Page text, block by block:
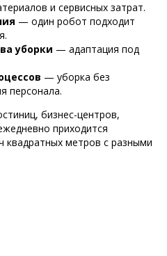
и сервисных затрат.
— один робот подходит
уборки — адаптация под
— уборка без
персонала.
бизнес-центров,
приходится
квадратных метров с разными